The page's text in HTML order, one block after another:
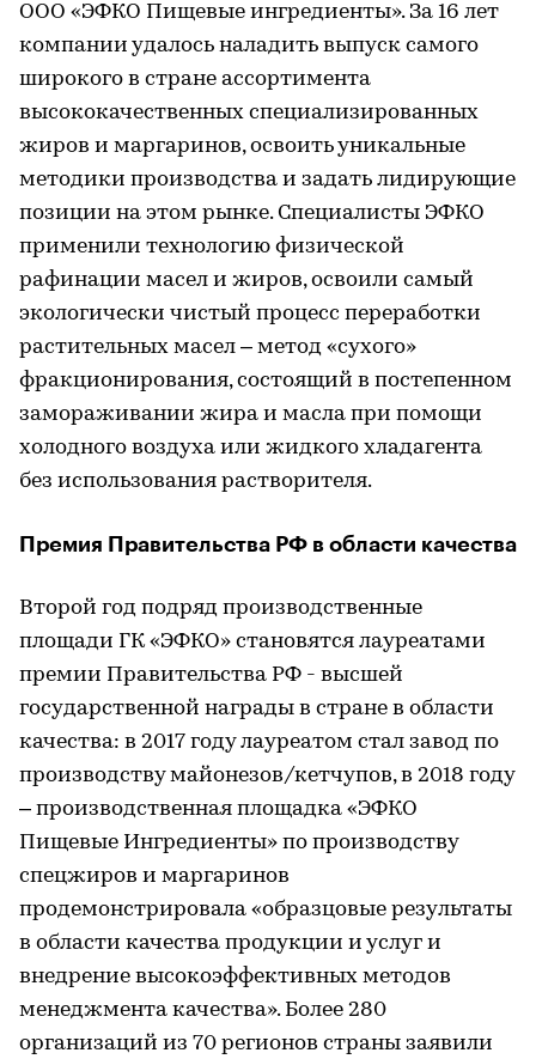
ООО «ЭФКО Пищевые ингредиенты». За 16 лет
компании удалось наладить выпуск самого
широкого в стране ассортимента
высококачественных специализированных
жиров и маргаринов, освоить уникальные
методики производства и задать лидирующие
позиции на этом рынке. Специалисты ЭФКО
применили технологию физической
рафинации масел и жиров, освоили самый
экологически чистый процесс переработки
растительных масел – метод «сухого»
фракционирования, состоящий в постепенном
замораживании жира и масла при помощи
холодного воздуха или жидкого хладагента
без использования растворителя.
Премия Правительства РФ в области качества
Второй год подряд производственные
площади ГК «ЭФКО» становятся лауреатами
премии Правительства РФ - высшей
государственной награды в стране в области
качества: в 2017 году лауреатом стал завод по
производству майонезов/кетчупов, в 2018 году
– производственная площадка «ЭФКО
Пищевые Ингредиенты» по производству
спецжиров и маргаринов
продемонстрировала «образцовые результаты
в области качества продукции и услуг и
внедрение высокоэффективных методов
менеджмента качества». Более 280
организаций из 70 регионов страны заявили